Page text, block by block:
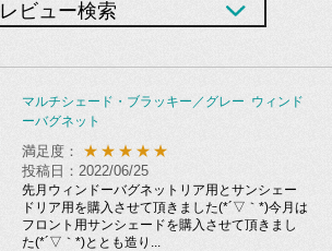
レビュー検索
マルチシェード・ブラッキー／グレー ウィンド
ーバグネット
満足度： ★★★★★
投稿日：2022/06/25
先月ウィンドーバグネットリア用とサンシェー
ドリア用を購入させて頂きました(*´▽｀*)今月は
フロント用サンシェードを購入させて頂きまし
た(*´▽｀*)ととも造り...